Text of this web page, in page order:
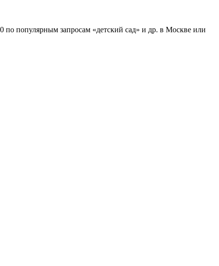
популярным запросам «детский сад» и др. в Москве или